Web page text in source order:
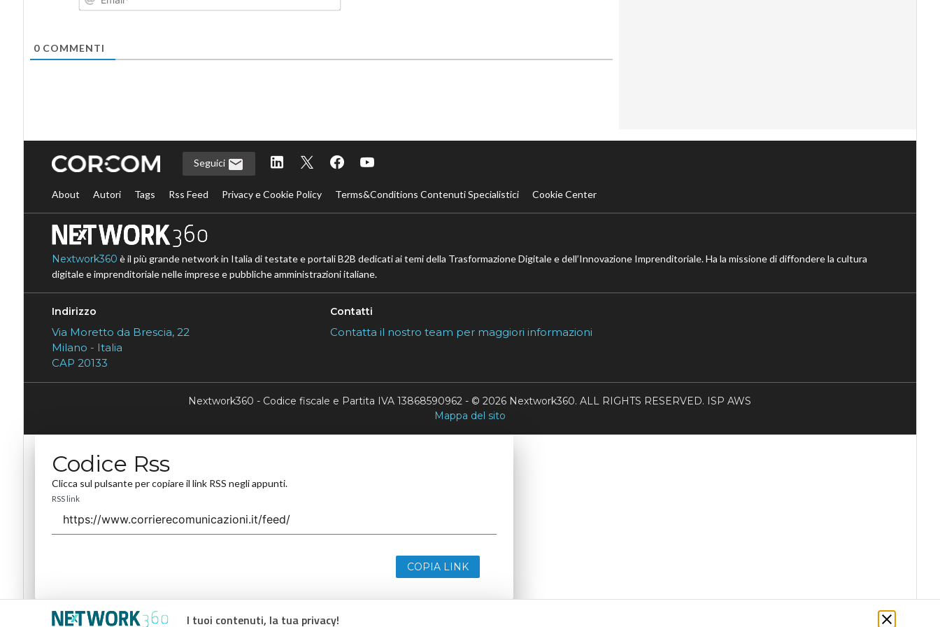
0COMMENTI
I tuoi contenuti, la tua privacy!
Seguici
About Autori Tags Rss Feed Privacy e Cookie Policy Terms&Conditions Contenuti Specialistici Cookie Center
Nextwork360 è il più grande network in Italia di testate e portali B2B dedicati ai temi della Trasformazione Digitale e dell’Innovazione Imprenditoriale. Ha la missione di diffondere la cultura
digitale e imprenditoriale nelle imprese e pubbliche amministrazioni italiane.
Indirizzo
Via Moretto da Brescia, 22
Milano - Italia
CAP 20133
Contatti
Contatta il nostro team per maggiori informazioni
Nextwork360 - Codice fiscale e Partita IVA 13868590962 - © 2026 Nextwork360. ALL RIGHTS RESERVED. ISP AWS
Mappa del sito
Codice Rss
Clicca sul pulsante per copiare il link RSS negli appunti.
RSS link
COPIA LINK